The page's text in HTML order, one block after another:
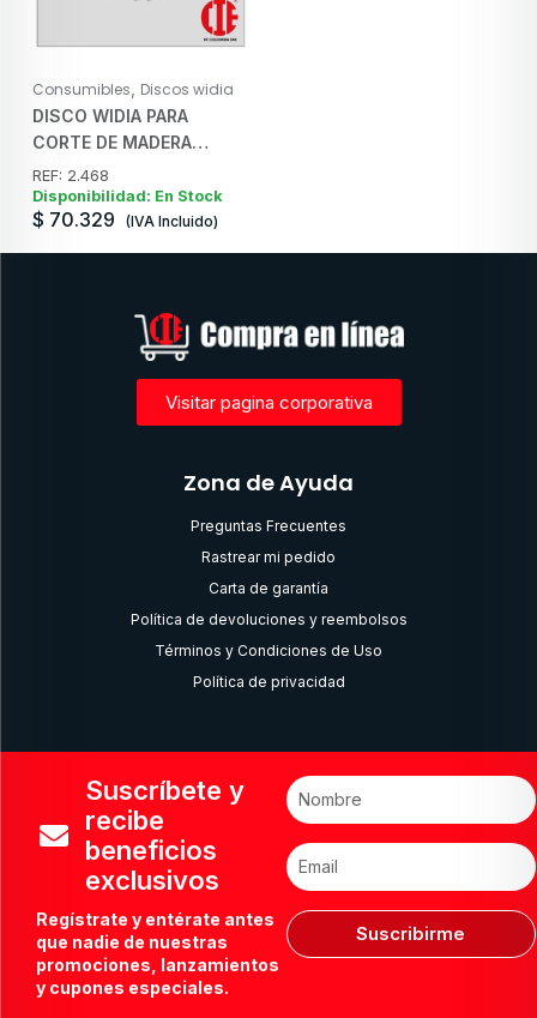
Consumibles, Discos widia
DISCO WIDIA PARA
CORTE DE MADERA
165mm (6 1/2″) PARA
SIERRA CIRCULAR 2.468
STAYER
REF: 2.468
Disponibilidad: En Stock
$ 70.329 (IVA Incluido)
Visitar pagina corporativa
Zona de Ayuda
Preguntas Frecuentes
Rastrear mi pedido
Carta de garantía
Política de devoluciones y reembolsos
Términos y Condiciones de Uso
Política de privacidad
Suscríbete y
recibe
beneficios
exclusivos
Regístrate y entérate antes
que nadie de nuestras
promociones, lanzamientos
y cupones especiales.
Suscribirme